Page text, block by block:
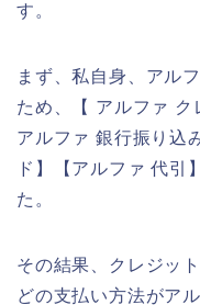
す。
まず、私自身、アル
ため、【 アルファ
アルファ 銀行振り込
ド】【アルファ 代引
た。
その結果、クレジッ
どの支払い方法がア